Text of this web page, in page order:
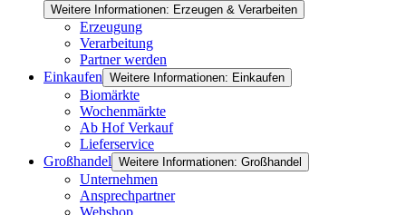
Weitere Informationen: Erzeugen & Verarbeiten
Erzeugung
Verarbeitung
Partner werden
Einkaufen Weitere Informationen: Einkaufen
Biomärkte
Wochenmärkte
Ab Hof Verkauf
Lieferservice
Großhandel Weitere Informationen: Großhandel
Unternehmen
Ansprechpartner
Webshop